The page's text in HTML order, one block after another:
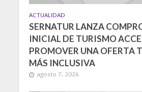
ACTUALIDAD
SERNATUR LANZA
INICIAL DE TURISMO
PROMOVER UNA OFERTA
MÁS INCLUSIVA
agosto 7, 2026